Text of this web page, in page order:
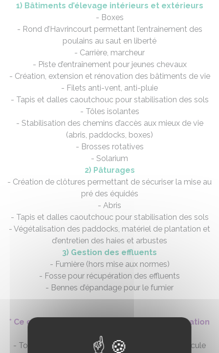
1) Bâtiments d’élevage intérieurs et extérieurs
- Boxes
- Rond d’Havrincourt permettant l’entrainement des
poulains au saut en liberté
- Carrière, marcheur
- Piste d’entraînement pour jeunes chevaux
- Création, extension et rénovation des bâtiments de vie
- Filets anti-vent, anti-pluie
- Tapis et dalles caoutchouc pour stabilisation des sols
- Tôles isolantes
- Stabilisation des chemins d’accès aux mieux de vie
(abris, paddocks, boxes)
- Brosses rotatives
- Solarium
2) Pâturages
- Création de clôtures permettant de sécuriser la mise au
pré des équidés
- Abris
- Tapis et dalles caoutchouc pour stabilisation des sols
- Végétalisation des paddocks, matériel de plantation et
d’entretien des haies et arbustes
3) Gestion des effluents
- Fumière (hors mise aux normes)
- Fosse pour récupération des effluents
- Bennes d’épandage pour le fumier
* Ce qui concerne l'amélioration et la sécurisation
- Tout matériel non roulant s’accrochant à un véhicule